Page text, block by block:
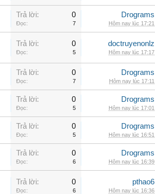
Trả lời: 0
Đọc: 7
Drograms
Hôm nay lúc 17:21
Trả lời: 0
Đọc: 5
doctruyenonlz
Hôm nay lúc 17:17
Trả lời: 0
Đọc: 7
Drograms
Hôm nay lúc 17:11
Trả lời: 0
Đọc: 5
Drograms
Hôm nay lúc 17:01
Trả lời: 0
Đọc: 5
Drograms
Hôm nay lúc 16:51
Trả lời: 0
Đọc: 6
Drograms
Hôm nay lúc 16:39
Trả lời: 0
Đọc: 6
pthao6
Hôm nay lúc 16:36